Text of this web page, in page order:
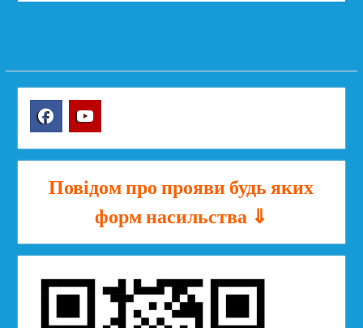
Повідом про прояви будь яких
форм насильства ⇓